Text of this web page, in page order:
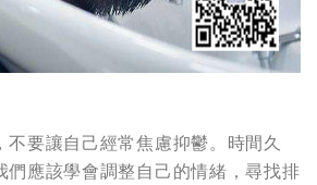
不要讓自己經常焦慮抑鬱。時間久
們應該學會調整自己的情緒，尋找排